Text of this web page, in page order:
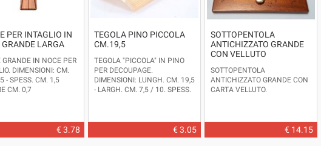
PER INTAGLIO IN
GRANDE LARGA
GRANDE IN NOCE PER
DIMENSIONI: CM.
- SPESS. CM. 1,5
CM. 0,7
€ 3.78
TEGOLA PINO PICCOLA
CM.19,5
TEGOLA "PICCOLA" IN PINO
PER DECOUPAGE.
DIMENSIONI: LUNGH. CM. 19,5
- LARGH. CM. 7,5 / 10. SPESS.
€ 3.05
SOTTOPENTOLA
ANTICHIZZATO GRANDE
CON VELLUTO
SOTTOPENTOLA
ANTICHIZZATO GRANDE CON
CARTA VELLUTO.
€ 14.15